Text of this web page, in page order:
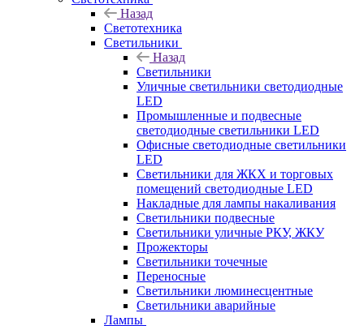
Назад
Светотехника
Светильники
Назад
Светильники
Уличные светильники светодиодные
LED
Промышленные и подвесные
светодиодные светильники LED
Офисные светодиодные светильники
LED
Светильники для ЖКХ и торговых
помещений светодиодные LED
Накладные для лампы накаливания
Светильники подвесные
Светильники уличные РКУ, ЖКУ
Прожекторы
Cветильники точечные
Переносные
Светильники люминесцентные
Светильники аварийные
Лампы